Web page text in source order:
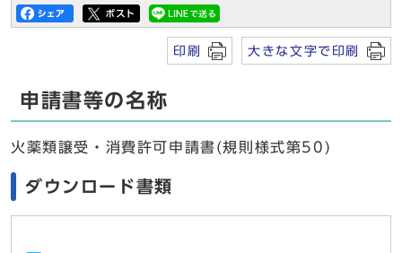
印刷 大きな文字で印刷
申請書等の名称
火薬類譲受・消費許可申請書(規則様式第50)
ダウンロード書類